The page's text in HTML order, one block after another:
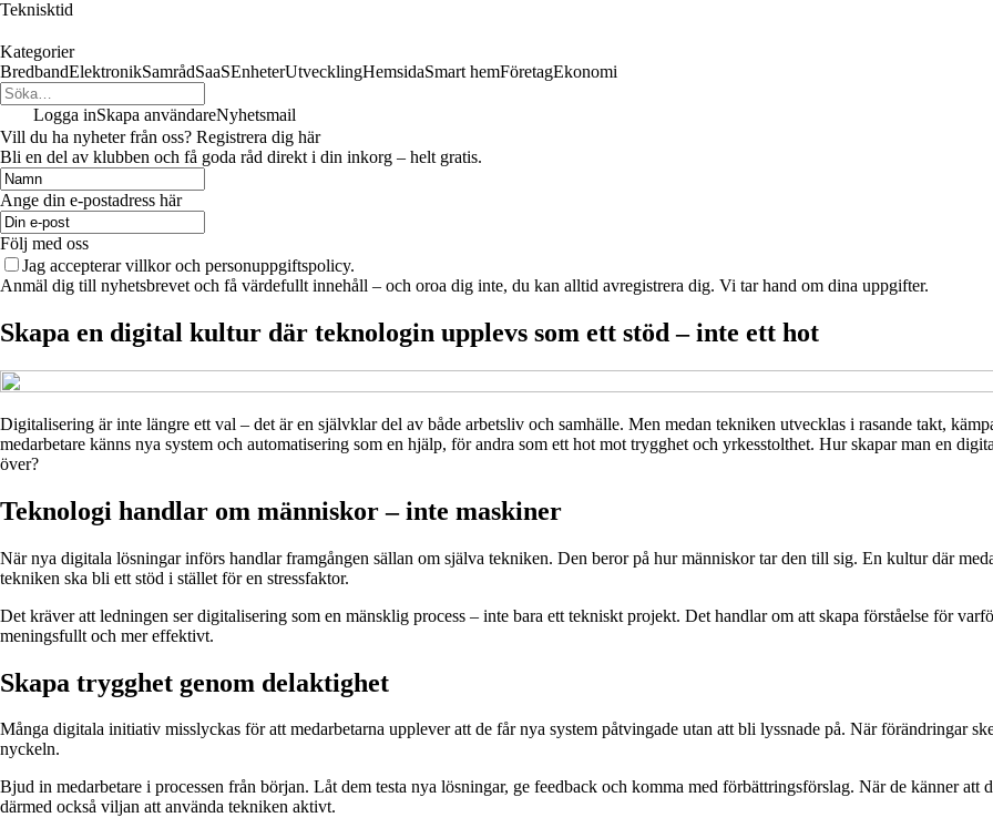
Teknisktid
Kategorier
BredbandElektronikSamrådSaaSEnheterUtvecklingHemsidaSmart hemFöretagEkonomi
Logga inSkapa användareNyhetsmail
Vill du ha nyheter från oss? Registrera dig här
Bli en del av klubben och få goda råd direkt i din inkorg – helt gratis.
Ange din e-postadress här
Följ med oss
Jag accepterar villkor och personuppgiftspolicy.
Anmäl dig till nyhetsbrevet och få värdefullt innehåll – och oroa dig inte, du kan alltid avregistrera dig. Vi tar hand om dina uppgifter.
Skapa en digital kultur där teknologin upplevs som ett stöd – inte ett hot
Digitalisering är inte längre ett val – det är en självklar del av både arbetsliv och samhälle. Men medan tekniken utvecklas i rasande takt,
medarbetare känns nya system och automatisering som en hjälp, för andra som ett hot mot trygghet och yrkesstolthet. Hur skapar man en
över?
Teknologi handlar om människor – inte maskiner
När nya digitala lösningar införs handlar framgången sällan om själva tekniken. Den beror på hur människor tar den till sig. En kultur där
tekniken ska bli ett stöd i stället för en stressfaktor.
Det kräver att ledningen ser digitalisering som en mänsklig process – inte bara ett tekniskt projekt. Det handlar om att skapa förståelse för
meningsfullt och mer effektivt.
Skapa trygghet genom delaktighet
Många digitala initiativ misslyckas för att medarbetarna upplever att de får nya system påtvingade utan att bli lyssnade på. När förändringar
nyckeln.
Bjud in medarbetare i processen från början. Låt dem testa nya lösningar, ge feedback och komma med förbättringsförslag. När de känner att
därmed också viljan att använda tekniken aktivt.